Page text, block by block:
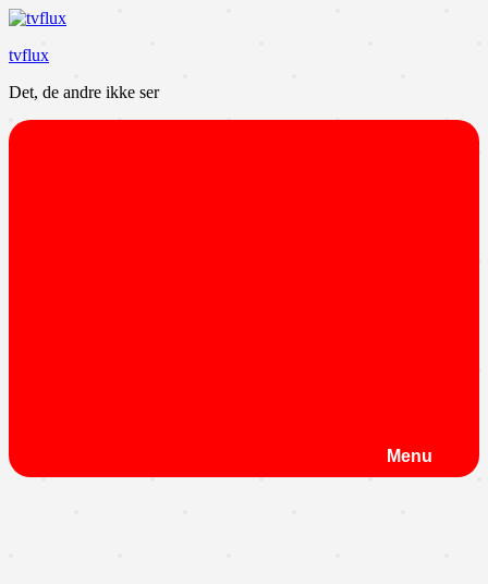
Videre
indhold
tvflux
Det, de andre ikke ser
Menu